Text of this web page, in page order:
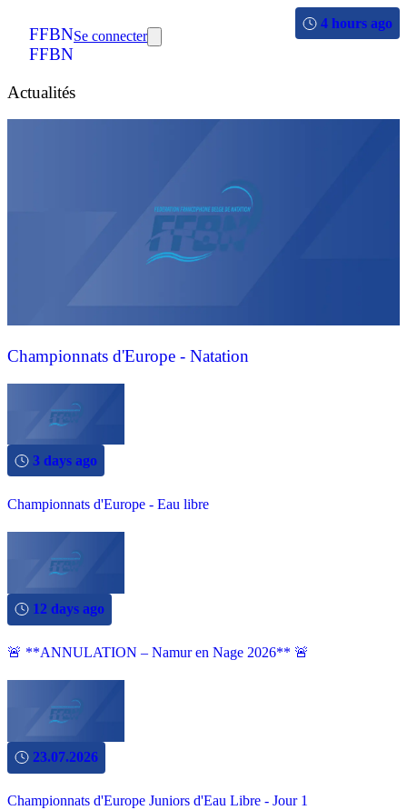
FFBN
FFBN
Se connecter
Actualités
4 hours ago
Championnats d'Europe - Natation
3 days ago
Championnats d'Europe - Eau libre
12 days ago
🚨 **ANNULATION – Namur en Nage 2026** 🚨
23.07.2026
Championnats d'Europe Juniors d'Eau Libre - Jour 1